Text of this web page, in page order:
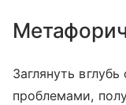
Заглянуть
проблемами,